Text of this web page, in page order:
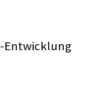
Entwicklung